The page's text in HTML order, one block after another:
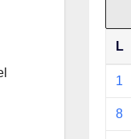
L
1
8